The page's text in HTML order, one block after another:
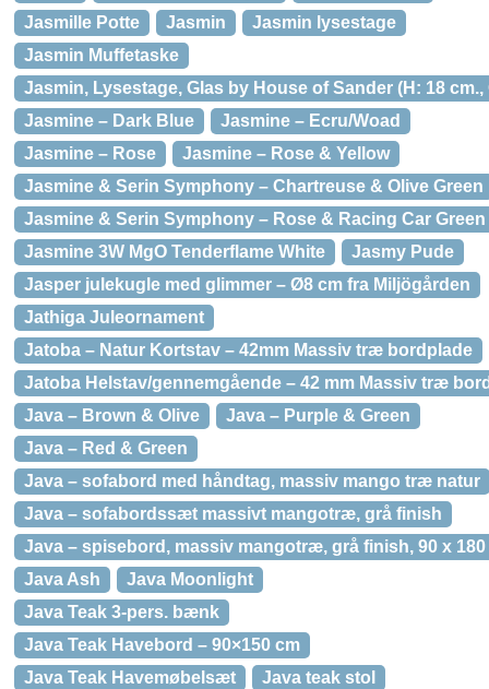
Jasmille Potte
Jasmin
Jasmin lysestage
Jasmin Muffetaske
Jasmin, Lysestage, Glas by House of Sander (H: 18 cm.,
Jasmine – Dark Blue
Jasmine – Ecru/Woad
Jasmine – Rose
Jasmine – Rose & Yellow
Jasmine & Serin Symphony – Chartreuse & Olive Green
Jasmine & Serin Symphony – Rose & Racing Car Green
Jasmine 3W MgO Tenderflame White
Jasmy Pude
Jasper julekugle med glimmer – Ø8 cm fra Miljögården
Jathiga Juleornament
Jatoba – Natur Kortstav – 42mm Massiv træ bordplade
Jatoba Helstav/gennemgående – 42 mm Massiv træ
Java – Brown & Olive
Java – Purple & Green
Java – Red & Green
Java – sofabord med håndtag, massiv mango træ natur
Java – sofabordssæt massivt mangotræ, grå finish
Java – spisebord, massiv mangotræ, grå finish, 90 x 180
Java Ash
Java Moonlight
Java Teak 3-pers. bænk
Java Teak Havebord – 90×150 cm
Java Teak Havemøbelsæt
Java teak stol